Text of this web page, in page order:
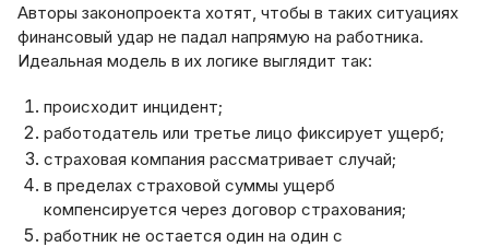
Авторы законопроекта хотят, чтобы в таких ситуациях
финансовый удар не падал напрямую на работника.
Идеальная модель в их логике выглядит так:
происходит инцидент;
работодатель или третье лицо фиксирует ущерб;
страховая компания рассматривает случай;
в пределах страховой суммы ущерб
компенсируется через договор страхования;
работник не остается один на один с